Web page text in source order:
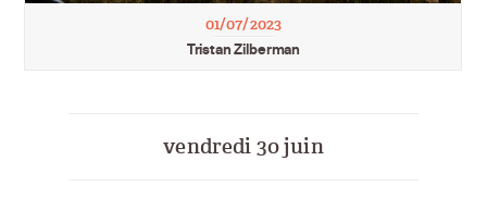
01/07/2023
Tristan Zilberman
vendredi 30 juin